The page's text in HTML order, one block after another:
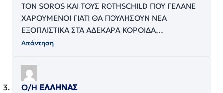
ΤΟΝ SOROS ΚΑΙ ΤΟΥΣ ROTHSCHILD ΠΟΥ ΓΕΛΑΝΕ
ΧΑΡΟΥΜΕΝΟΙ ΓΙΑΤΙ ΘΑ ΠΟΥΛΗΣΟΥΝ ΝΕΑ
ΕΞΟΠΛΙΣΤΙΚΑ ΣΤΑ ΑΔΕΚΑΡΑ ΚΟΡΟΙΔΑ…
Απάντηση
Ο/Η ΕΛΛΗΝΑΣ